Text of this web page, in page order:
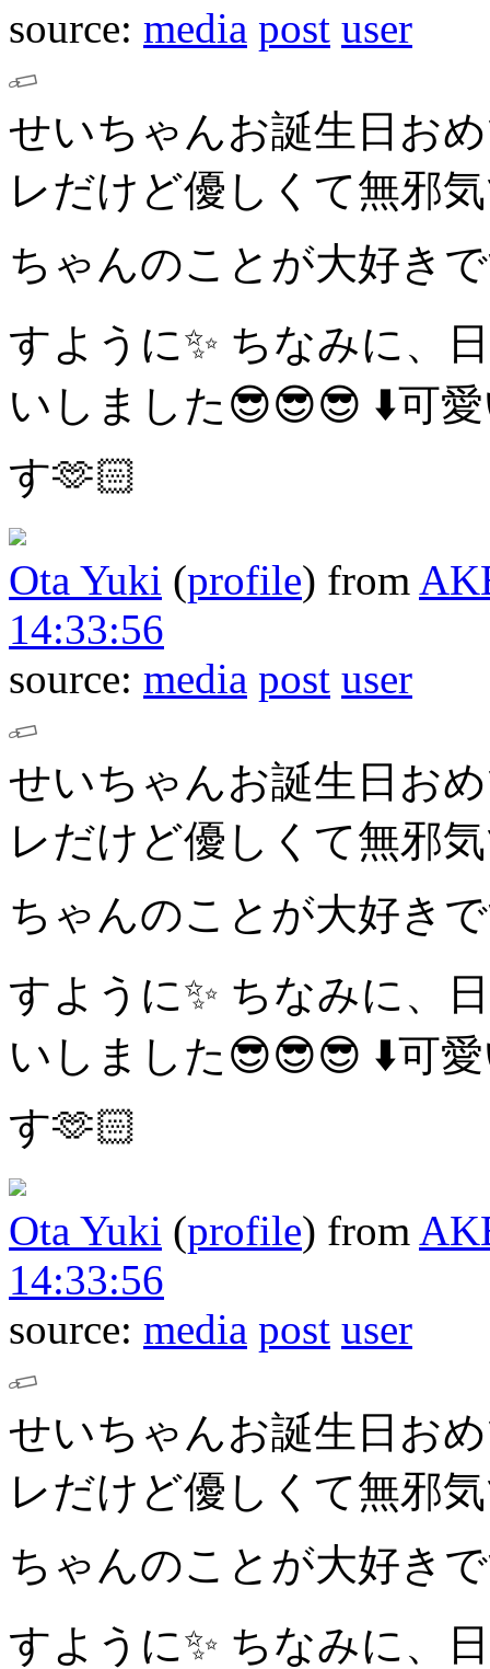
source: media post user
せいちゃんお誕生日お
レだけど優しくて無邪
ちゃんのことが大好き
すように✨️ ちなみに、
いしました😎😎😎 ⬇️可
す🫶🏻
Ota Yuki (profile) from
14:33:56
source: media post user
せいちゃんお誕生日お
レだけど優しくて無邪
ちゃんのことが大好き
すように✨️ ちなみに、
いしました😎😎😎 ⬇️可
す🫶🏻
Ota Yuki (profile) from
14:33:56
source: media post user
せいちゃんお誕生日お
レだけど優しくて無邪
ちゃんのことが大好き
すように✨️ ちなみに、